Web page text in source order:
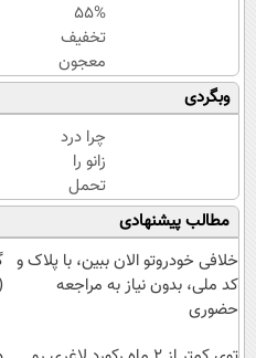
55%
تخفیف
معجون
پاکسازی
کبد فقط
تا
امشب
وبگردی
چرا درد
زانو را
تحمل
می‌کنی؟
خیلی
ساده
درمنزل
مطالب پیشنهادی
خلافی خودروتو الان ببین، با پلاک و
کد ملی، بدون نیاز به مراجعه
حضوری